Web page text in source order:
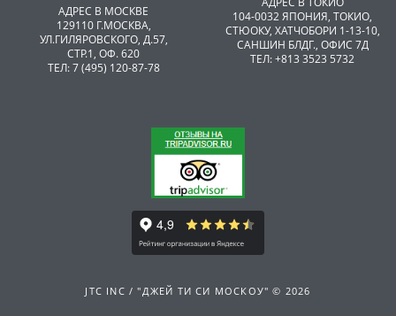
АДРЕС В МОСКВЕ
129110 Г.МОСКВА,
УЛ.ГИЛЯРОВСКОГО, Д.57,
СТР.1, ОФ. 620
ТЕЛ: 7 (495) 120-87-78
104-0032 ЯПОНИЯ, ТОКИО,
CТЮОКУ, ХАТЧОБОРИ 1-13-10,
САНШИН БЛДГ., ОФИС 7Д
ТЕЛ: +813 3523 5732
JTC INC / "ДЖЕЙ ТИ СИ МОСКОУ" © 2026